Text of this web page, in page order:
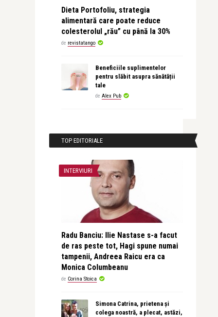
Dieta Portofoliu, strategia
alimentară care poate reduce
colesterolul „rău” cu până la 30%
de revistatango
Beneficiile suplimentelor
pentru slăbit asupra sănătății
tale
de Alex Pub
TOP EDITORIALE
INTERVIURI
Radu Banciu: Ilie Nastase s-a facut
de ras peste tot, Hagi spune numai
tampenii, Andreea Raicu era ca
Monica Columbeanu
de Corina Stoica
Simona Catrina, prietena și
colega noastră, a plecat, astăzi,